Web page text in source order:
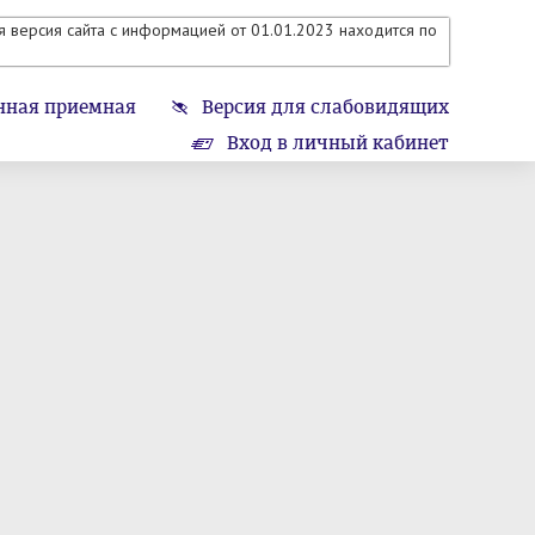
сайта с информацией от 01.01.2023 находится по
приемная
Версия для слабовидящих
Вход в личный кабинет